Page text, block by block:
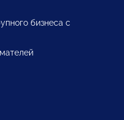
бизнеса с